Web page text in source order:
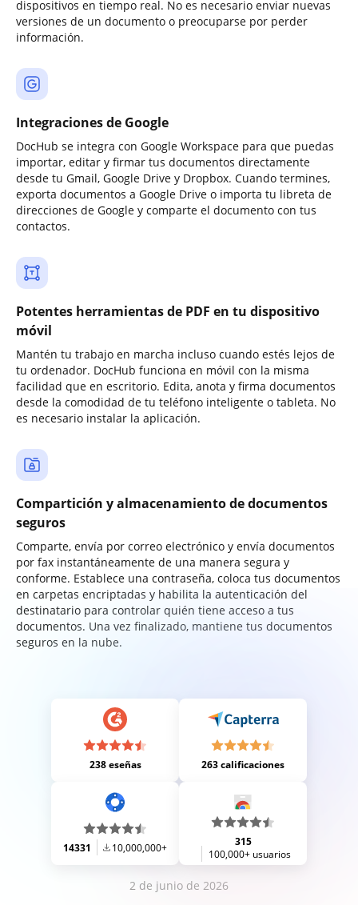
dispositivos en tiempo real. No es necesario enviar nuevas
versiones de un documento o preocuparse por perder
información.
Integraciones de Google
DocHub se integra con Google Workspace para que puedas
importar, editar y firmar tus documentos directamente
desde tu Gmail, Google Drive y Dropbox. Cuando termines,
exporta documentos a Google Drive o importa tu libreta de
direcciones de Google y comparte el documento con tus
contactos.
Potentes herramientas de PDF en tu dispositivo
móvil
Mantén tu trabajo en marcha incluso cuando estés lejos de
tu ordenador. DocHub funciona en móvil con la misma
facilidad que en escritorio. Edita, anota y firma documentos
desde la comodidad de tu teléfono inteligente o tableta. No
es necesario instalar la aplicación.
Compartición y almacenamiento de documentos
seguros
Comparte, envía por correo electrónico y envía documentos
por fax instantáneamente de una manera segura y
conforme. Establece una contraseña, coloca tus documentos
en carpetas encriptadas y habilita la autenticación del
destinatario para controlar quién tiene acceso a tus
documentos. Una vez finalizado, mantiene tus documentos
seguros en la nube.
238 eseñas 263 calificaciones
14331 10,000,000+
315
100,000+ usuarios
2 de junio de 2026